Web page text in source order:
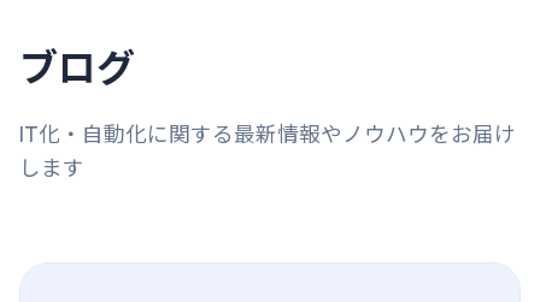
ブログ
IT化・自動化に関する最新情報やノウハウをお届け
します